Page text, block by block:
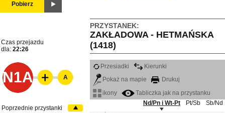
Pobierz
PRZYSTANEK:
ZAKŁADOWA - HETMAŃSKA
(1418)
Czas przejazdu
dla: 22:26
N1A
Przesiadki
Kierunki
Pokaż na mapie
Drukuj
ikony
Tabliczka jak na przystanku
Nd/Pn i Wt-Pt
Pt/Sb
Sb/Nd
A
Poprzednie przystanki